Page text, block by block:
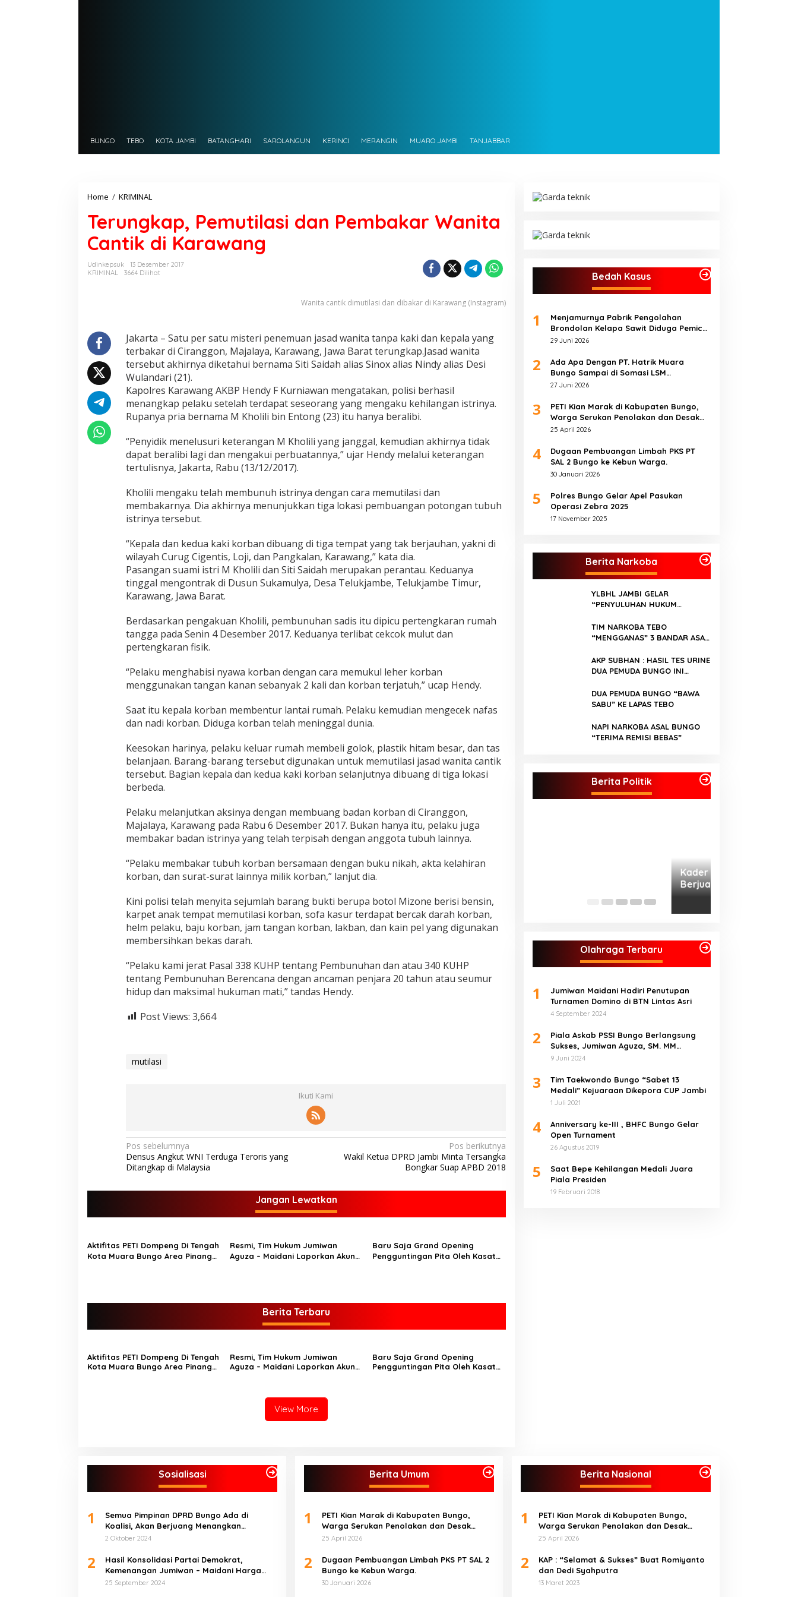
BUNGO TEBO KOTA JAMBI BATANGHARI SAROLANGUN KERINCI MERANGIN MUARO JAMBI TANJABBAR
Home / KRIMINAL
r
u
n
g
k
a
u
i
l
a
s
i
d
a
P
e
m
b
k
a
r
a
n
i
t
a
C
a
t
i
k
K
a
a
w
n
g
Terungkap, Pemutilasi dan Pembakar Wanita
Cantik di Karawang
Udinkepsuk
13 Desember 2017
KRIMINAL
3664 Dilihat
Wanita cantik dimutilasi dan dibakar di Karawang (Instagram)
Jakarta – Satu per satu misteri penemuan jasad wanita tanpa kaki dan kepala yang
terbakar di Ciranggon, Majalaya, Karawang, Jawa Barat terungkap.Jasad wanita
tersebut akhirnya diketahui bernama Siti Saidah alias Sinox alias Nindy alias Desi
Wulandari (21).
Kapolres Karawang AKBP Hendy F Kurniawan mengatakan, polisi berhasil
menangkap pelaku setelah terdapat seseorang yang mengaku kehilangan istrinya.
Rupanya pria bernama M Kholili bin Entong (23) itu hanya beralibi.
“Penyidik menelusuri keterangan M Kholili yang janggal, kemudian akhirnya tidak
dapat beralibi lagi dan mengakui perbuatannya,” ujar Hendy melalui keterangan
tertulisnya, Jakarta, Rabu (13/12/2017).
Kholili mengaku telah membunuh istrinya dengan cara memutilasi dan
membakarnya. Dia akhirnya menunjukkan tiga lokasi pembuangan potongan tubuh
istrinya tersebut.
“Kepala dan kedua kaki korban dibuang di tiga tempat yang tak berjauhan, yakni di
wilayah Curug Cigentis, Loji, dan Pangkalan, Karawang,” kata dia.
Pasangan suami istri M Kholili dan Siti Saidah merupakan perantau. Keduanya
tinggal mengontrak di Dusun Sukamulya, Desa Telukjambe, Telukjambe Timur,
Karawang, Jawa Barat.
Berdasarkan pengakuan Kholili, pembunuhan sadis itu dipicu pertengkaran rumah
tangga pada Senin 4 Desember 2017. Keduanya terlibat cekcok mulut dan
pertengkaran fisik.
“Pelaku menghabisi nyawa korban dengan cara memukul leher korban
menggunakan tangan kanan sebanyak 2 kali dan korban terjatuh,” ucap Hendy.
Saat itu kepala korban membentur lantai rumah. Pelaku kemudian mengecek nafas
dan nadi korban. Diduga korban telah meninggal dunia.
Keesokan harinya, pelaku keluar rumah membeli golok, plastik hitam besar, dan tas
belanjaan. Barang-barang tersebut digunakan untuk memutilasi jasad wanita cantik
tersebut. Bagian kepala dan kedua kaki korban selanjutnya dibuang di tiga lokasi
berbeda.
Pelaku melanjutkan aksinya dengan membuang badan korban di Ciranggon,
Majalaya, Karawang pada Rabu 6 Desember 2017. Bukan hanya itu, pelaku juga
membakar badan istrinya yang telah terpisah dengan anggota tubuh lainnya.
“Pelaku membakar tubuh korban bersamaan dengan buku nikah, akta kelahiran
korban, dan surat-surat lainnya milik korban,” lanjut dia.
Kini polisi telah menyita sejumlah barang bukti berupa botol Mizone berisi bensin,
karpet anak tempat memutilasi korban, sofa kasur terdapat bercak darah korban,
helm pelaku, baju korban, jam tangan korban, lakban, dan kain pel yang digunakan
membersihkan bekas darah.
“Pelaku kami jerat Pasal 338 KUHP tentang Pembunuhan dan atau 340 KUHP
tentang Pembunuhan Berencana dengan ancaman penjara 20 tahun atau seumur
hidup dan maksimal hukuman mati,” tandas Hendy.
Post Views: 3,664
mutilasi
Ikuti Kami
N
a
g
s
i
o
Pos sebelumnya
Densus Angkut WNI Terduga Teroris yang
Ditangkap di Malaysia
Pos berikutnya
Wakil Ketua DPRD Jambi Minta Tersangka
Bongkar Suap APBD 2018
Jangan Lewatkan
Aktifitas PETI Dompeng Di Tengah
Kota Muara Bungo Area Pinang
Resmi, Tim Hukum Jumiwan
Aguza – Maidani Laporkan Akun
Baru Saja Grand Opening
Pengguntingan Pita Oleh Kasat
Berita Terbaru
Aktifitas PETI Dompeng Di Tengah
Kota Muara Bungo Area Pinang
Resmi, Tim Hukum Jumiwan
Aguza – Maidani Laporkan Akun
Baru Saja Grand Opening
Pengguntingan Pita Oleh Kasat
View More
Bedah Kasus
1
Menjamurnya Pabrik Pengolahan
Brondolan Kelapa Sawit Diduga Pemicu
Maraknya Pencurian di Perkebunan
29 Juni 2026
2
Ada Apa Dengan PT. Hatrik Muara
Bungo Sampai di Somasi LSM
Lingkungan Hidup
27 Juni 2026
3
PETI Kian Marak di Kabupaten Bungo,
Warga Serukan Penolakan dan Desak
Penindakan Tegas Sebelum Bencana
25 April 2026
4
Dugaan Pembuangan Limbah PKS PT
SAL 2 Bungo ke Kebun Warga.
30 Januari 2026
5
Polres Bungo Gelar Apel Pasukan
Operasi Zebra 2025
17 November 2025
Berita Narkoba
YLBHL JAMBI GELAR
“PENYULUHAN HUKUM
TIM NARKOBA TEBO
“MENGGANAS” 3 BANDAR ASAL
AKP SUBHAN : HASIL TES URINE
DUA PEMUDA BUNGO INI
DUA PEMUDA BUNGO “BAWA
SABU” KE LAPAS TEBO
NAPI NARKOBA ASAL BUNGO
“TERIMA REMISI BEBAS”
Berita Politik
Tim Sayap Pejuang Siliwangi
Indonesia Siap Menangkan
Berjuang Menangkan Jumiwan –
Olahraga Terbaru
1
Jumiwan Maidani Hadiri Penutupan
Turnamen Domino di BTN Lintas Asri
4 September 2024
2
Piala Askab PSSI Bungo Berlangsung
Sukses, Jumiwan Aguza, SM. MM
Ucapkan Terimakasih
9 Juni 2024
3
Tim Taekwondo Bungo “Sabet 13
Medali” Kejuaraan Dikepora CUP Jambi
1 Juli 2021
4
Anniversary ke-III , BHFC Bungo Gelar
Open Turnament
26 Agustus 2019
5
Saat Bepe Kehilangan Medali Juara
Piala Presiden
19 Februari 2018
Sosialisasi
1
Semua Pimpinan DPRD Bungo Ada di
Koalisi, Akan Berjuang Menangkan
Pasangan ” JADI ” Jumiwan – Maidani.
2 Oktober 2024
2
Hasil Konsolidasi Partai Demokrat,
Kemenangan Jumiwan – Maidani Harga
Mati
25 September 2024
Berita Umum
1
PETI Kian Marak di Kabupaten Bungo,
Warga Serukan Penolakan dan Desak
Penindakan Tegas Sebelum Bencana
25 April 2026
2
Dugaan Pembuangan Limbah PKS PT SAL 2
Bungo ke Kebun Warga.
30 Januari 2026
Berita Nasional
1
PETI Kian Marak di Kabupaten Bungo,
Warga Serukan Penolakan dan Desak
Penindakan Tegas Sebelum Bencana
25 April 2026
2
KAP : “Selamat & Sukses” Buat Romiyanto
dan Dedi Syahputra
13 Maret 2023